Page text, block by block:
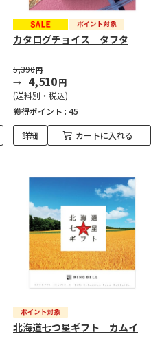
カタログチョイス タフタ
5,390円
4,510円
(送料別・税込)
獲得ポイント : 45
詳細 カートに入れる
北海道七つ星ギフト カムイ